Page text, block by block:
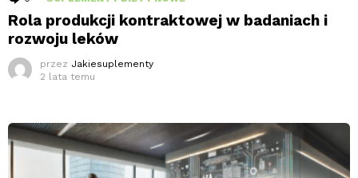
Rola produkcji kontraktowej w badaniach i
rozwoju leków
przez Jakiesuplementy
2 lata temu